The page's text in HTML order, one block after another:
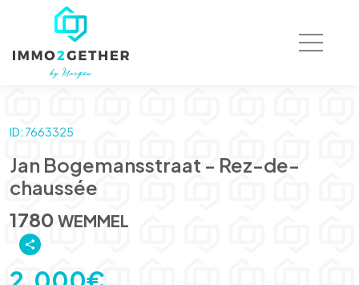
ID: 7663325
Jan Bogemansstraat - Rez-de-
chaussée
1780 WEMMEL